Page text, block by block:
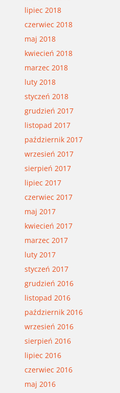
lipiec 2018
czerwiec 2018
maj 2018
kwiecień 2018
marzec 2018
luty 2018
styczeń 2018
grudzień 2017
listopad 2017
październik 2017
wrzesień 2017
sierpień 2017
lipiec 2017
czerwiec 2017
maj 2017
kwiecień 2017
marzec 2017
luty 2017
styczeń 2017
grudzień 2016
listopad 2016
październik 2016
wrzesień 2016
sierpień 2016
lipiec 2016
czerwiec 2016
maj 2016